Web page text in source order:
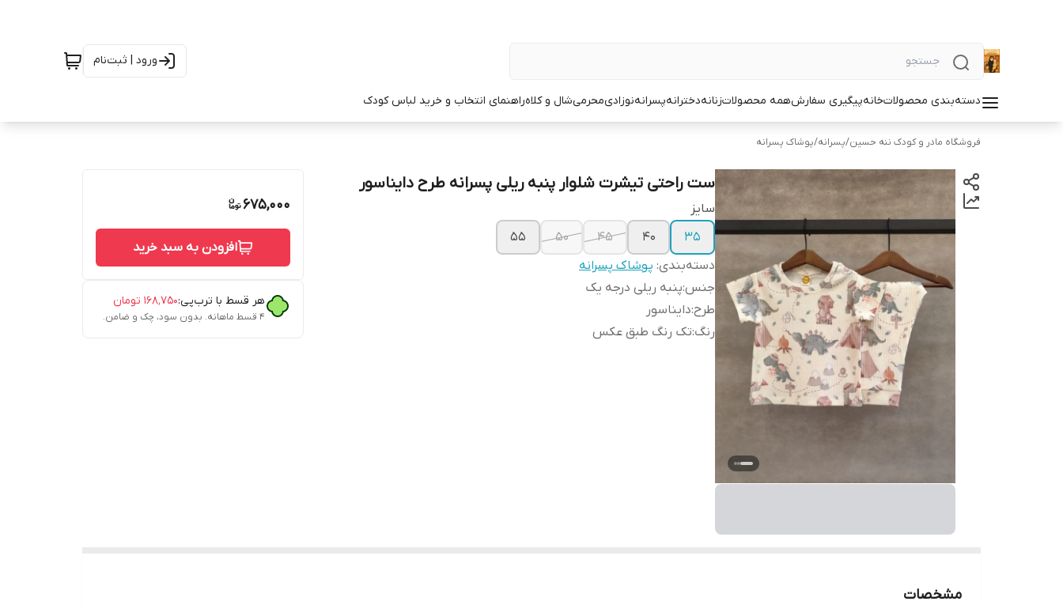
ورود | ثبت‌نام
دسته‌بندی محصولاتخانهپیگیری سفارشهمه محصولاتزنانهدخترانهپسرانهنوزادیمحرمیشال و کلاهراهنمای انتخاب و خرید لباس کودک
فروشگاه مادر و کودک ننه حسین/پسرانه/پوشاک پسرانه
ست راحتی تیشرت شلوار پنبه ریلی پسرانه طرح دایناسور
سایز
۳۵
۴۰ ۴۵ ۵۰
۵۵
دسته‌بندی: پوشاک پسرانه
جنس:پنبه ریلی درجه یک
طرح:دایناسور
رنگ:تک رنگ طبق عکس
675,000
افزودن به سبد خرید
هر قسط با ترب‌پی:۱۶۸٬۷۵۰ تومان
۴ قسط ماهانه. بدون سود، چک و ضامن.
مشخصات